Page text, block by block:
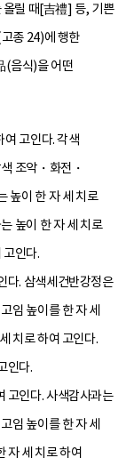
릴 때[吉禮] 등, 기쁜
종 24)에 행한
(음식)을 어떤
고인다. 각색
조악・화전・
높이 한 자 세 치로
높이 한 자 세 치로
고인다.
다. 삼색세건반강정은
임 높이를 한 자 세
치로 하여 고인다.
인다.
고인다. 사색감사과는
임 높이를 한 자 세
자 세 치로 하여